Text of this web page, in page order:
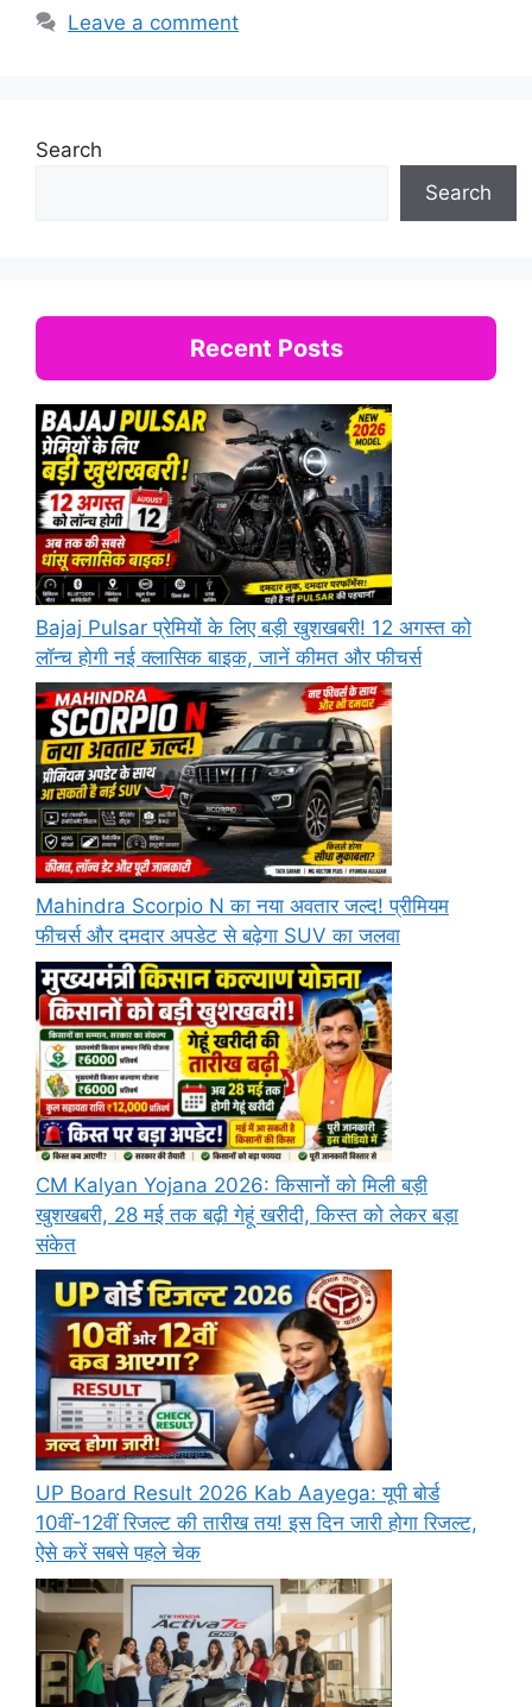
Leave a comment
Search
Search
Recent Posts
Bajaj Pulsar प्रेमियों के लिए बड़ी खुशखबरी! 12 अगस्त को
लॉन्च होगी नई क्लासिक बाइक, जानें कीमत और फीचर्स
Mahindra Scorpio N का नया अवतार जल्द! प्रीमियम
फीचर्स और दमदार अपडेट से बढ़ेगा SUV का जलवा
CM Kalyan Yojana 2026: किसानों को मिली बड़ी
खुशखबरी, 28 मई तक बढ़ी गेहूं खरीदी, किस्त को लेकर बड़ा
संकेत
UP Board Result 2026 Kab Aayega: यूपी बोर्ड
10वीं-12वीं रिजल्ट की तारीख तय! इस दिन जारी होगा रिजल्ट,
ऐसे करें सबसे पहले चेक